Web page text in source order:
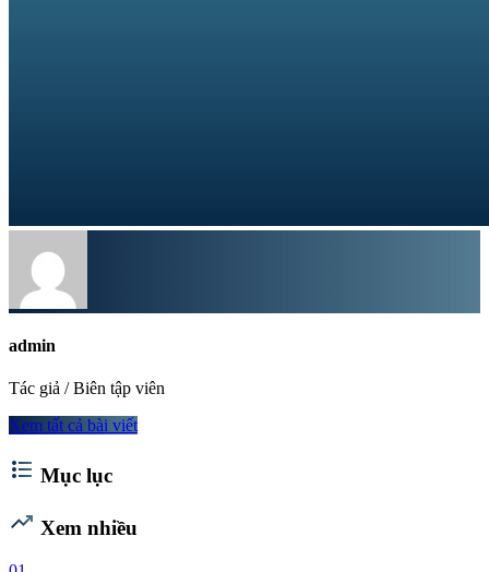
admin
Tác giả / Biên tập viên
Xem tất cả bài viết
format_list_bulleted Mục lục
trending_up Xem nhiều